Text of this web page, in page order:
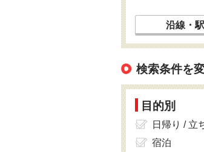
沿線・
検索条件を
目的別
日帰り / 立
宿泊